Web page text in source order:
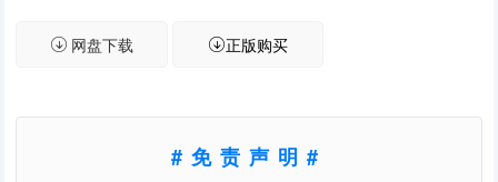
网盘下载 正版购买
#免责声明#